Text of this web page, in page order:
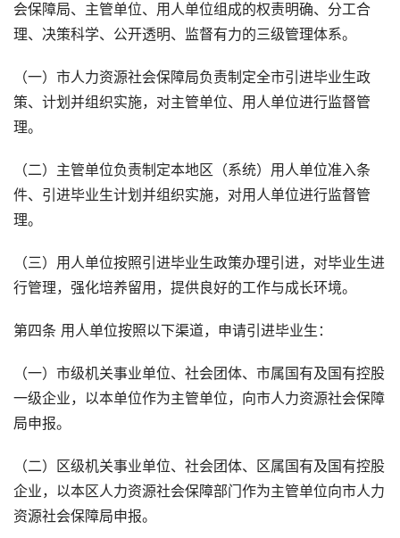
会保障局、主管单位、用人单位组成的权责明确、分工合
理、决策科学、公开透明、监督有力的三级管理体系。
（一）市人力资源社会保障局负责制定全市引进毕业生政
策、计划并组织实施，对主管单位、用人单位进行监督管
理。
（二）主管单位负责制定本地区（系统）用人单位准入条
件、引进毕业生计划并组织实施，对用人单位进行监督管
理。
（三）用人单位按照引进毕业生政策办理引进，对毕业生进
行管理，强化培养留用，提供良好的工作与成长环境。
第四条 用人单位按照以下渠道，申请引进毕业生：
（一）市级机关事业单位、社会团体、市属国有及国有控股
一级企业，以本单位作为主管单位，向市人力资源社会保障
局申报。
（二）区级机关事业单位、社会团体、区属国有及国有控股
企业，以本区人力资源社会保障部门作为主管单位向市人力
资源社会保障局申报。